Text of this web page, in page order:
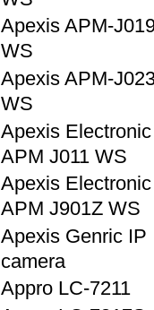
Apexis APM-
WS
Apexis APM-
WS
Apexis Electronic
APM J011 WS
Apexis Electronic
APM J901Z WS
Apexis Genric IP
camera
Appro LC-7211